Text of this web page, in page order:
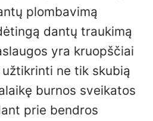
plombavimą
dantų traukimą
yra kruopščiai
ne tik skubią
burnos sveikatos
prie bendros